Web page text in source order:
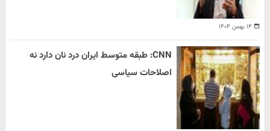
۱۴ بهمن ۱۴۰۴
CNN: طبقه متوسط ایران درد نان دارد نه
اصلاحات سیاسی